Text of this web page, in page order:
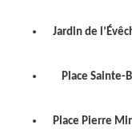
Jardin de
Place Sainte-
Place Pierre